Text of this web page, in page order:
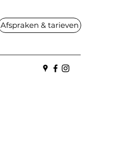
Afspraken & tarieven